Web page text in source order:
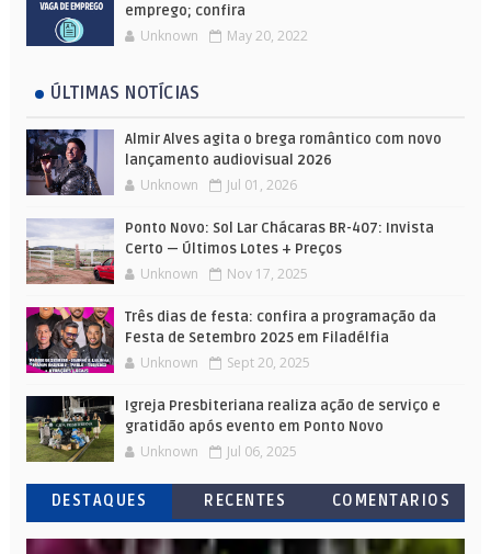
emprego; confira
Unknown May 20, 2022
ÚLTIMAS NOTÍCIAS
Almir Alves agita o brega romântico com novo
lançamento audiovisual 2026
Unknown Jul 01, 2026
Ponto Novo: Sol Lar Chácaras BR-407: Invista
Certo — Últimos Lotes + Preços
Unknown Nov 17, 2025
Três dias de festa: confira a programação da
Festa de Setembro 2025 em Filadélfia
Unknown Sept 20, 2025
Igreja Presbiteriana realiza ação de serviço e
gratidão após evento em Ponto Novo
Unknown Jul 06, 2025
DESTAQUES RECENTES COMENTARIOS